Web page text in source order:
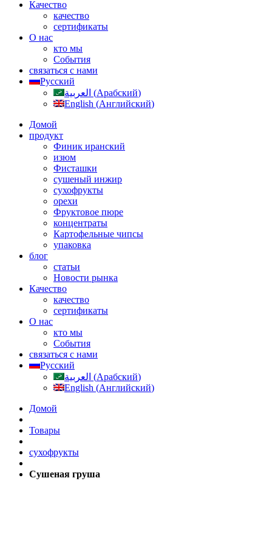
Качество
качество
сертификаты
О нас
кто мы
События
связаться с нами
Русский
العربية (Арабский)
English (Английский)
Домой
продукт
Финик иранский
изюм
Фисташки
сушеный инжир
сухофрукты
орехи
Фруктовое пюре
концентраты
Картофельные чипсы
упаковка
блог
статьи
Новости рынка
Качество
качество
сертификаты
О нас
кто мы
События
связаться с нами
Русский
العربية (Арабский)
English (Английский)
Домой
Товары
сухофрукты
Сушеная груша